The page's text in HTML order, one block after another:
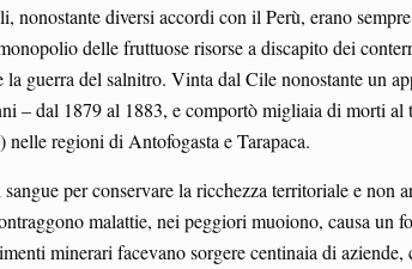
nonostante diversi accordi con il Perù, erano
delle fruttuose risorse a discapito dei
guerra del salnitro. Vinta dal Cile nonostante un
– dal 1879 al 1883, e comportò migliaia di morti al
regioni di Antofogasta e Tarapaca.
per conservare la ricchezza territoriale e non
malattie, nei peggiori muoiono, causa un
minerari facevano sorgere centinaia di